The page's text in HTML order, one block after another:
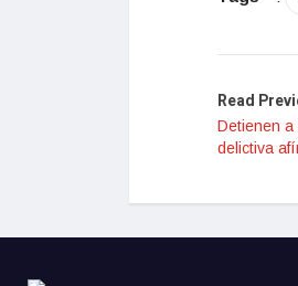
Read
Detienen
delictiva